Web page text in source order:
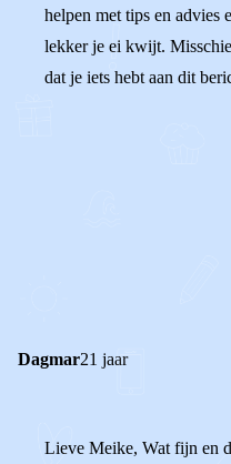
helpen met tips en advies
lekker je ei kwijt.
dat je iets hebt aan dit
Dagmar21 jaar
Lieve Meike, Wat fijn en